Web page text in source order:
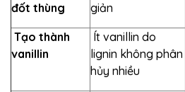
đốt thùng
giản
Tạo thành
vanillin
Ít vanillin do
lignin không phân
hủy nhiều